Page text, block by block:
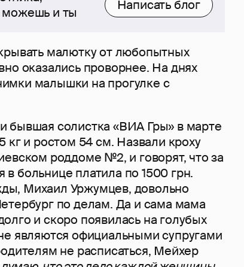
можешь и ты
Написать блог
малютку от любопытных
оказались проворнее. На днях
малышки на прогулке с
бывшая солистка «ВИА Гры» в марте
кг и ростом 54 см. Назвали кроху
роддоме №2, и говорят, что за
больнице платила по 1500 грн.
Михаил Уржумцев, довольно
по делам. Да и сама мама
и скоро появилась на голубых
являются официальными супругами
не расписаться, Мейхер